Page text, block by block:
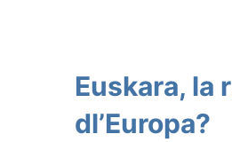
Euskara, la
dl’Europa?